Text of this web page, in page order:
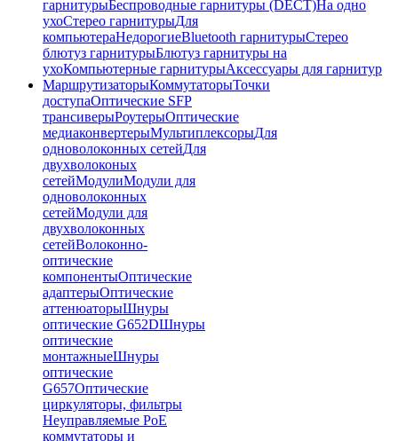
гарнитурыБеспроводные гарнитуры (DECT)На одно
ухоСтерео гарнитурыДля
компьютераНедорогиеBluetooth гарнитурыСтерео
блютуз гарнитурыБлютуз гарнитуры на
ухоКомпьютерные гарнитурыАксессуары для гарнитур
МаршрутизаторыКоммутаторыТочки
доступаОптические SFP
трансиверыРоутерыОптические
медиаконвертерыМультиплексорыДля
одноволоконных сетейДля
двухволоконых
сетейМодулиМодули для
одноволоконных
сетейМодули для
двухволоконных
сетейВолоконно-
оптические
компонентыОптические
адаптерыОптические
аттенюаторыШнуры
оптические G652DШнуры
оптические
монтажныеШнуры
оптические
G657Оптические
циркуляторы, фильтры
Неуправляемые PoE
коммутаторы и